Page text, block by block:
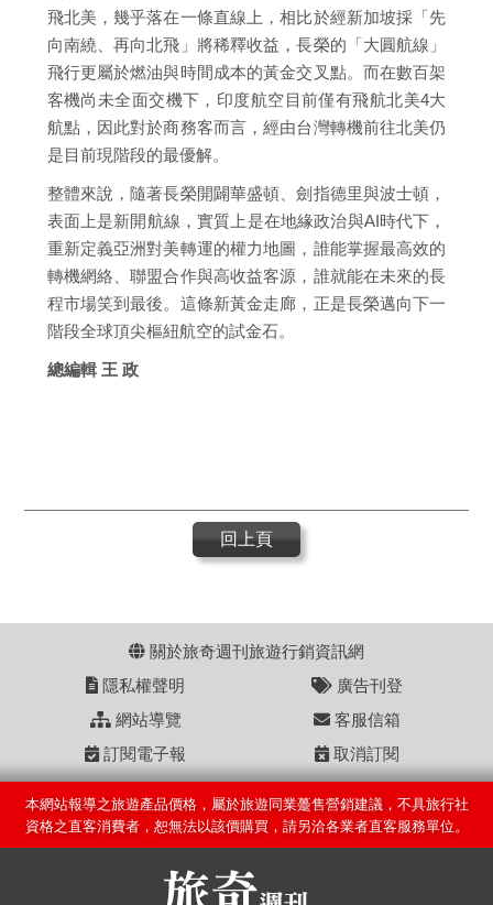
飛北美，幾乎落在一條直線上，相比於經新加坡採「先
向南繞、再向北飛」將稀釋收益，長榮的「大圓航線」
飛行更屬於燃油與時間成本的黃金交叉點。而在數百架
客機尚未全面交機下，印度航空目前僅有飛航北美4大
航點，因此對於商務客而言，經由台灣轉機前往北美仍
是目前現階段的最優解。
整體來說，隨著長榮開闢華盛頓、劍指德里與波士頓，
表面上是新開航線，實質上是在地緣政治與AI時代下，
重新定義亞洲對美轉運的權力地圖，誰能掌握最高效的
轉機網絡、聯盟合作與高收益客源，誰就能在未來的長
程市場笑到最後。這條新黃金走廊，正是長榮邁向下一
階段全球頂尖樞紐航空的試金石。
總編輯 王 政
回上頁
關於旅奇週刊旅遊行銷資訊網
隱私權聲明
廣告刊登
網站導覽
客服信箱
訂閱電子報
取消訂閱
本網站報導之旅遊產品價格，屬於旅遊同業躉售營銷建議，不具旅行社
資格之直客消費者，恕無法以該價購買，請另洽各業者直客服務單位。